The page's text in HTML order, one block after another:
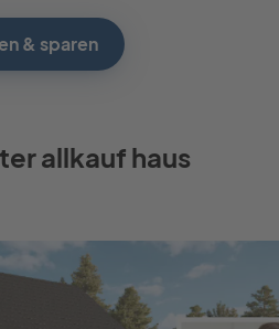
& sparen
allkauf haus